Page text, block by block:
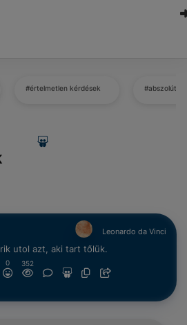
#értelmetlen kérdések #abszolút
Leonardo da Vinci
utol azt, aki tart tőlük.
0 352